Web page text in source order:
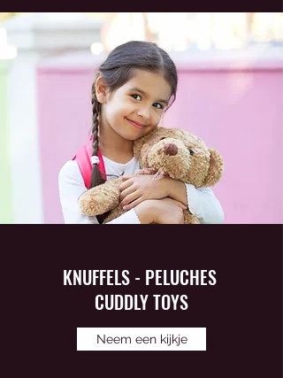
KNUFFELS - PELUCHES
CUDDLY TOYS
Neem een kijkje